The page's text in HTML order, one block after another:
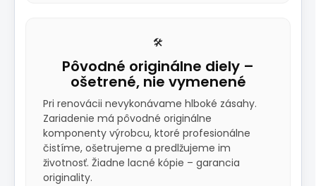
🛠️
Pôvodné originálne diely –
ošetrené, nie vymenené
Pri renovácii nevykonávame hlboké zásahy.
Zariadenie má pôvodné originálne
komponenty výrobcu, ktoré profesionálne
čistíme, ošetrujeme a predlžujeme im
životnosť. Žiadne lacné kópie – garancia
originality.